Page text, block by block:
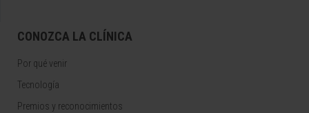
CONOZCA LA CLÍNICA
Por qué venir
Tecnología
Premios y reconocimientos